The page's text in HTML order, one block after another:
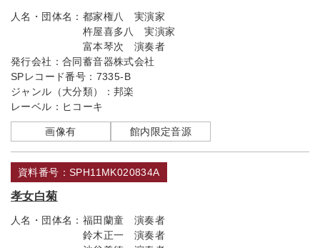
人名・団体名： 都家権八 実演家
杵屋喜多八 実演家
富本琴次 演奏者
発行会社： 合同蓄音器株式会社
SPレコード番号： 7335-B
ジャンル（大分類）： 邦楽
レーベル： ヒコーキ
画像有 館内限定音源
資料番号：SPH11MK020834A
孝女白菊
人名・団体名： 福田蘭童 演奏者
鈴木正一 演奏者